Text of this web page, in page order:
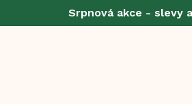
Srpnová akce - slevy